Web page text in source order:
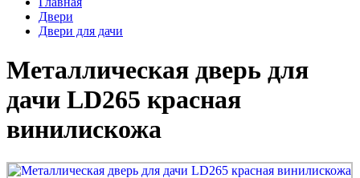
Двери
Двери для дачи
Металлическая дверь для
дачи LD265 красная
винилискожа